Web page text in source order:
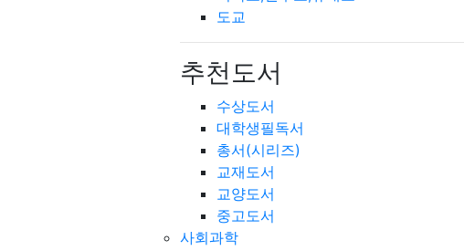
도교
추천도서
수상도서
대학생필독서
총서(시리즈)
교재도서
교양도서
중고도서
사회과학